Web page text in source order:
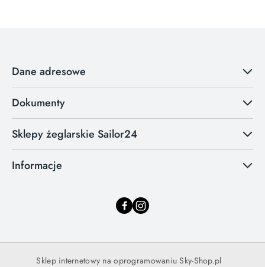
Dane adresowe
Dokumenty
Sklepy żeglarskie Sailor24
Informacje
Sklep internetowy na oprogramowaniu Sky-Shop.pl